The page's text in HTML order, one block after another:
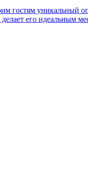
гостям уникальный
его идеальным